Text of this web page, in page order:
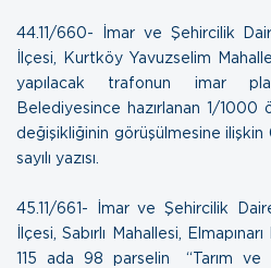
44.11/660- İmar ve Şehircilik
İlçesi, Kurtköy Yavuzselim
yapılacak trafonun imar
Belediyesince hazırlanan 1/1000
değişikliğinin görüşülmesine ilişkin
sayılı yazısı.
45.11/661- İmar ve Şehircilik
İlçesi, Sabırlı Mahallesi,
115 ada 98 parselin “Tarım ve